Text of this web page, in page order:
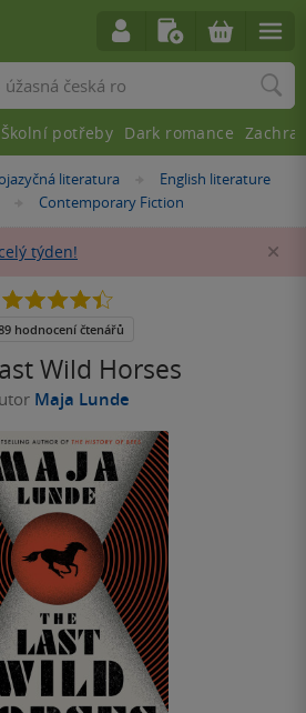
literatura »English literature
»
Contemporary Fiction
týden!
Wild Horses
Maja Lunde
4.4
5
hodnocení čtenářů
Školní potřeby Dark romance